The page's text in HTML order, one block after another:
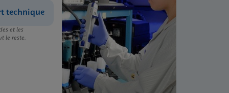
technique
et les
le reste.